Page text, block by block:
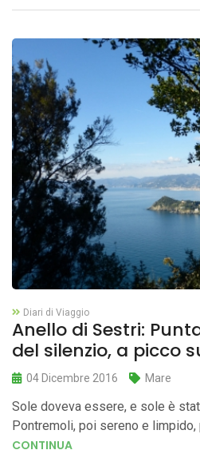
Diari di Viaggio
Anello di Sestri:
del silenzio, a picco
04 Dicembre 2016 Mare
Sole doveva essere, e sole è
Pontremoli, poi sereno e limpido,
CONTINUA